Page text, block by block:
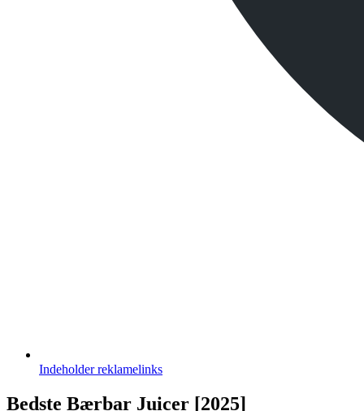
Indeholderreklamelinks
Bedste Bærbar Juicer [2025]